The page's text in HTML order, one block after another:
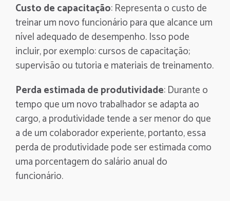
Custo de capacitação: Representa o custo de
treinar um novo funcionário para que alcance um
nível adequado de desempenho. Isso pode
incluir, por exemplo: cursos de capacitação;
supervisão ou tutoria e materiais de treinamento.
Perda estimada de produtividade: Durante o
tempo que um novo trabalhador se adapta ao
cargo, a produtividade tende a ser menor do que
a de um colaborador experiente, portanto, essa
perda de produtividade pode ser estimada como
uma porcentagem do salário anual do
funcionário.